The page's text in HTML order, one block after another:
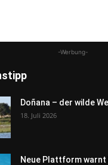
-Werbung-
Doñana – der wilde
18. Juli 2026
Neue Plattform